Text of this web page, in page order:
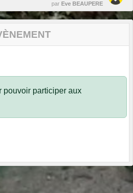
par Eve BEAUPERE
pouvoir participer aux